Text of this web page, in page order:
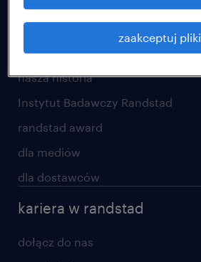
kontakt
nasza historia
Instytut Badawczy Randstad
randstad award
dla mediów
dla dostawców
kariera w randstad
dołącz do nas
zaakceptuj pliki